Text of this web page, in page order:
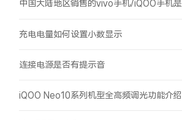
充电电量如何设置小数显示
连接电源是否有提示音
iQOO Neo10系列机型全高频调光功能介绍